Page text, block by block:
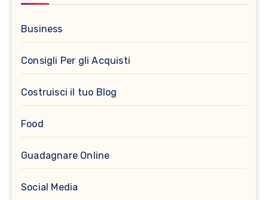
Business
Consigli Per gli Acquisti
Costruisci il tuo Blog
Food
Guadagnare Online
Social Media